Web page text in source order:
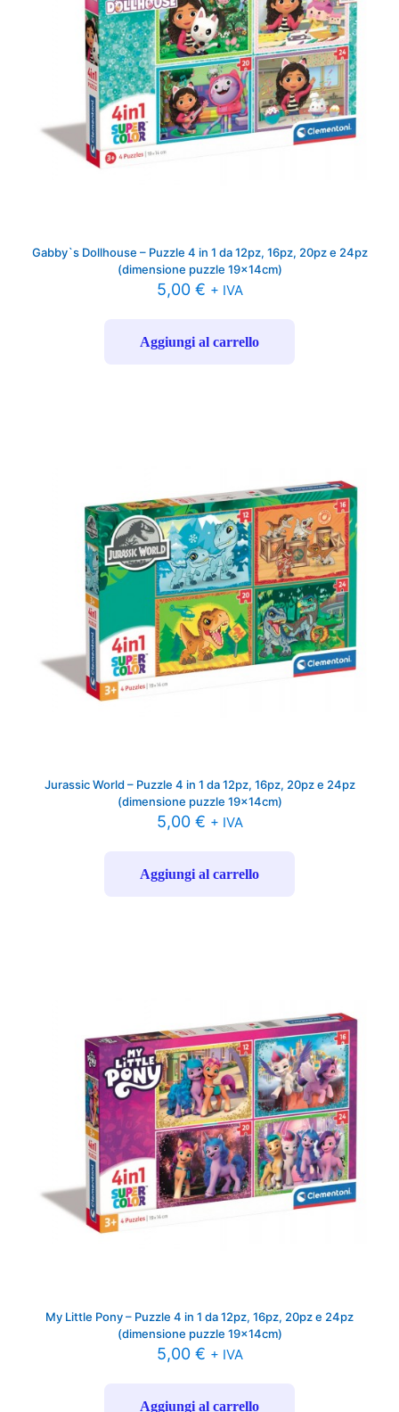
Gabby`s Dollhouse – Puzzle 4 in 1 da 12pz, 16pz, 20pz e 24pz
(dimensione puzzle 19x14cm)
5,00 € + IVA
Aggiungi al carrello
Jurassic World – Puzzle 4 in 1 da 12pz, 16pz, 20pz e 24pz
(dimensione puzzle 19x14cm)
5,00 € + IVA
Aggiungi al carrello
My Little Pony – Puzzle 4 in 1 da 12pz, 16pz, 20pz e 24pz
(dimensione puzzle 19x14cm)
5,00 € + IVA
Aggiungi al carrello